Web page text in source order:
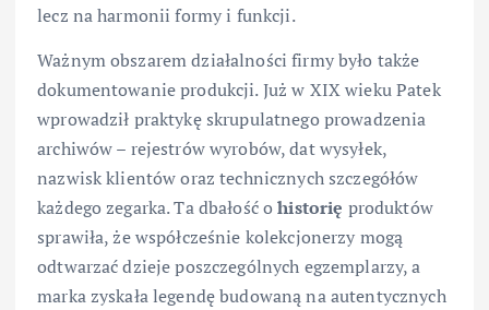
lecz na harmonii formy i funkcji.
Ważnym obszarem działalności firmy było także
dokumentowanie produkcji. Już w XIX wieku Patek
wprowadził praktykę skrupulatnego prowadzenia
archiwów – rejestrów wyrobów, dat wysyłek,
nazwisk klientów oraz technicznych szczegółów
każdego zegarka. Ta dbałość ohistorię produktów
sprawiła, że współcześnie kolekcjonerzy mogą
odtwarzać dzieje poszczególnych egzemplarzy, a
marka zyskała legendę budowaną na autentycznych